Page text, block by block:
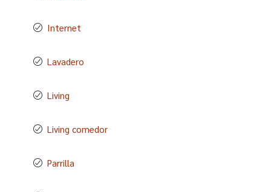
Internet
Lavadero
Living
Living comedor
Parrilla